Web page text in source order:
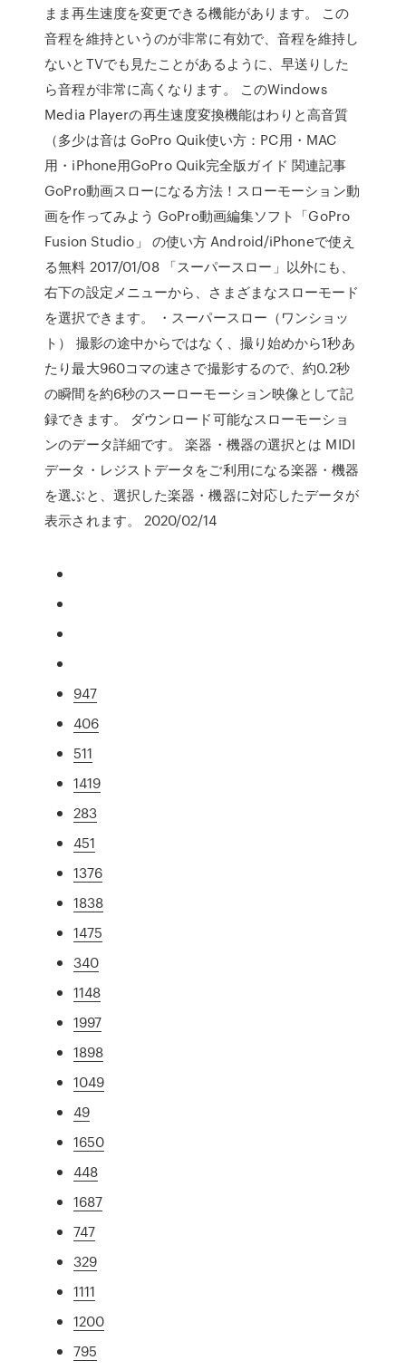
まま再生速度を変更できる機能があります。 この
音程を維持というのが非常に有効で、音程を維持し
ないとTVでも見たことがあるように、早送りした
ら音程が非常に高くなります。 このWindows
Media Playerの再生速度変換機能はわりと高音質
（多少は音は GoPro Quik使い方：PC用・MAC
用・iPhone用GoPro Quik完全版ガイド 関連記事
GoPro動画スローになる方法！スローモーション動
画を作ってみよう GoPro動画編集ソフト「GoPro
Fusion Studio」 の使い方 Android/iPhoneで使え
る無料 2017/01/08 「スーパースロー」以外にも、
右下の設定メニューから、さまざまなスローモード
を選択できます。 ・スーパースロー（ワンショッ
ト） 撮影の途中からではなく、撮り始めから1秒あ
たり最大960コマの速さで撮影するので、約0.2秒
の瞬間を約6秒のスーローモーション映像として記
録できます。 ダウンロード可能なスローモーショ
ンのデータ詳細です。 楽器・機器の選択とは MIDI
データ・レジストデータをご利用になる楽器・機器
を選ぶと、選択した楽器・機器に対応したデータが
表示されます。 2020/02/14
947
406
511
1419
283
451
1376
1838
1475
340
1148
1997
1898
1049
49
1650
448
1687
747
329
1111
1200
795